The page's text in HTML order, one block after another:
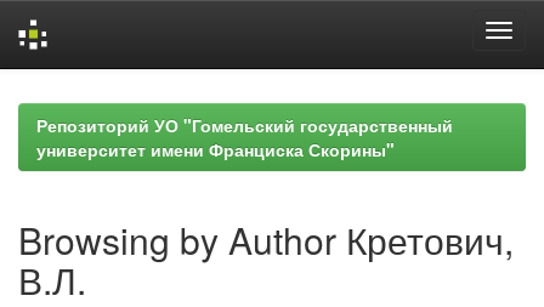
navigationРепозиторий УО "Гомельский государственный
университет имени Франциска Скорины"
Browsing by Author Кретович,
В.Л.